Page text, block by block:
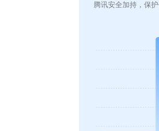
腾讯安全加持，保